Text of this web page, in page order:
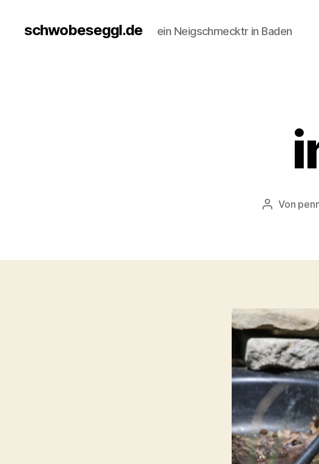
schwobeseggl.de ein Neigschmecktr in Baden
Von